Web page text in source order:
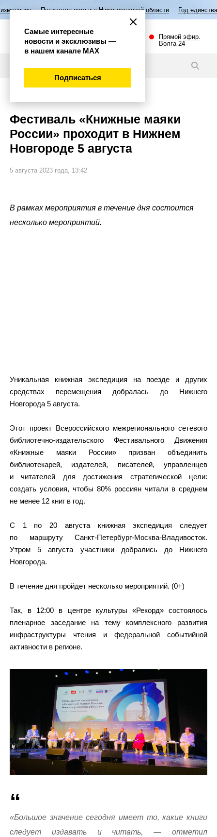
семьи в Нижегородской области Год единства народов России
Прямой эфир.
Волга 24
Фестиваль «Книжные маяки
России» проходит в Нижнем
Новгороде 5 августа
5 августа 2023 года, 13:42
В рамках мероприятия в течение дня состоится
несколько мероприятий.
Уникальная книжная экспедиция на поезде и других
средствах перемещения добралась до Нижнего
Новгорода 5 августа.
Этот проект Всероссийского межрегионального сетевого
библиотечно-издательского Фестивального Движения
«Книжные маяки России» призван объединить
библиотекарей, издателей, писателей, управленцев
и читателей для достижения стратегической цели:
создать условия, чтобы 80% россиян читали в среднем
не менее 12 книг в год.
С 1 по 20 августа книжная экспедиция следует
по маршруту Санкт-Петербург-Москва-Владивосток.
Утром 5 августа участники добрались до Нижнего
Новгорода.
В течение дня пройдет несколько мероприятий. (0+)
Так, в 12:00 в центре культуры «Рекорд» состоялось
пленарное заседание на тему комплексного развития
инфраструктуры чтения и федеральной событийной
активности в регионе.
«Большое значение сегодня имеет то, какие книги
следует издавать и читать, — отметил
Самые интересные
новости и эксклюзивы —
в нашем канале МАХ
Подписаться